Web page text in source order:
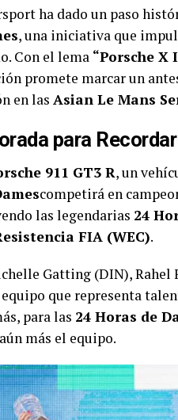
ha dado un paso
, una iniciativa que
Con el lema “Porsche X
promete marcar un
en las Asian Le Mans
para Recordar
911 GT3 R, un
competirá en
las legendarias 24
FIA (WEC).
Gatting (DIN), Rahel
que representa
para las 24 Horas de
más el equipo.